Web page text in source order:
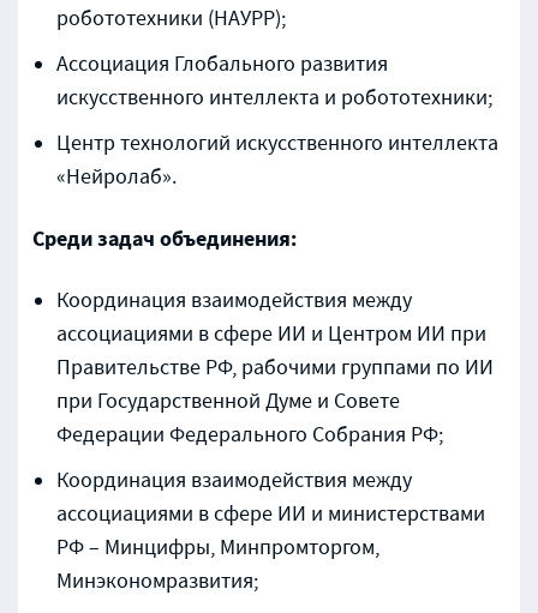
робототехники (НАУРР);
Ассоциация Глобального развития
искусственного интеллекта и робототехники;
Центр технологий искусственного интеллекта
«Нейролаб».
Среди задач объединения:
Координация взаимодействия между
ассоциациями в сфере ИИ и Центром ИИ при
Правительстве РФ, рабочими группами по ИИ
при Государственной Думе и Совете
Федерации Федерального Собрания РФ;
Координация взаимодействия между
ассоциациями в сфере ИИ и министерствами
РФ – Минцифры, Минпромторгом,
Минэкономразвития;